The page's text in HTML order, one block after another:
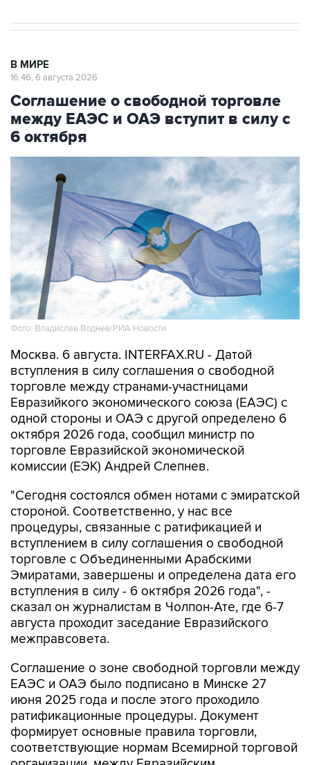
В МИРЕ
16:46, 6 августа 2026
Соглашение о свободной торговле
между ЕАЭС и ОАЭ вступит в силу с
6 октября
Фото: Владислав Воднев/РИА Новости
Москва. 6 августа. INTERFAX.RU - Датой
вступления в силу соглашения о свободной
торговле между странами-участницами
Евразийкого экономического союза (ЕАЭС) с
одной стороны и ОАЭ с другой определено 6
октября 2026 года, сообщил министр по
торговле Евразийской экономической
комиссии (ЕЭК) Андрей Слепнев.
"Сегодня состоялся обмен нотами с эмиратской
стороной. Соответственно, у нас все
процедуры, связанные с ратификацией и
вступлением в силу соглашения о свободной
торговле с Объединенными Арабскими
Эмиратами, завершены и определена дата его
вступления в силу - 6 октября 2026 года", -
сказал он журналистам в Чолпон-Ате, где 6-7
августа проходит заседание Евразийского
межправсовета.
Соглашение о зоне свободной торговли между
ЕАЭС и ОАЭ было подписано в Минске 27
июня 2025 года и после этого проходило
ратификационные процедуры. Документ
формирует основные правила торговли,
соответствующие нормам Всемирной торговой